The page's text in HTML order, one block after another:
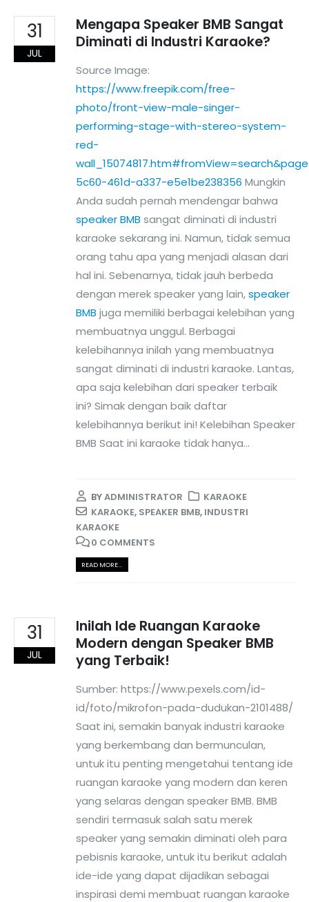
31
JUL
Mengapa Speaker BMB Sangat
Diminati di Industri Karaoke?
Source Image:
https://www.freepik.com/free-
photo/front-view-male-singer-
performing-stage-with-stereo-system-
red-
5c60-461d-a337-e5e1be238356 Mungkin
Anda sudah pernah mendengar bahwa
speaker BMB sangat diminati di industri
karaoke sekarang ini. Namun, tidak semua
orang tahu apa yang menjadi alasan dari
hal ini. Sebenarnya, tidak jauh berbeda
dengan merek speaker yang lain,speaker
BMB juga memiliki berbagai kelebihan yang
membuatnya unggul. Berbagai
kelebihannya inilah yang membuatnya
sangat diminati di industri karaoke. Lantas,
apa saja kelebihan dari speaker terbaik
ini? Simak dengan baik daftar
kelebihannya berikut ini! Kelebihan Speaker
BMB Saat ini karaoke tidak hanya...
BYADMINISTRATOR
KARAOKE
KARAOKE, SPEAKER BMB, INDUSTRI
KARAOKE
0 COMMENTS
READ MORE...
31
JUL
Inilah Ide Ruangan Karaoke
Modern dengan Speaker BMB
yang Terbaik!
Sumber: https://www.pexels.com/id-
id/foto/mikrofon-pada-dudukan-2101488/
Saat ini, semakin banyak industri karaoke
yang berkembang dan bermunculan,
untuk itu penting mengetahui tentang ide
ruangan karaoke yang modern dan keren
yang selaras dengan speaker BMB. BMB
sendiri termasuk salah satu merek
speaker yang semakin diminati oleh para
pebisnis karaoke, untuk itu berikut adalah
ide-ide yang dapat dijadikan sebagai
inspirasi demi membuat ruangan karaoke